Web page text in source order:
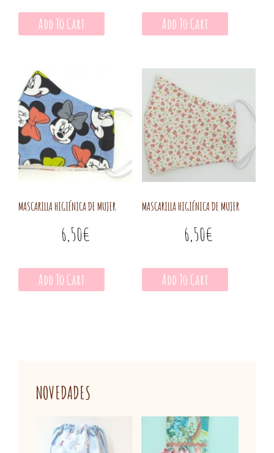
Add To Cart Add To Cart
MASCARILLA HIGIÉNICA DE MUJER
6,50€
Add To Cart
MASCARILLA HIGIÉNICA DE MUJER
6,50€
Add To Cart
NOVEDADES